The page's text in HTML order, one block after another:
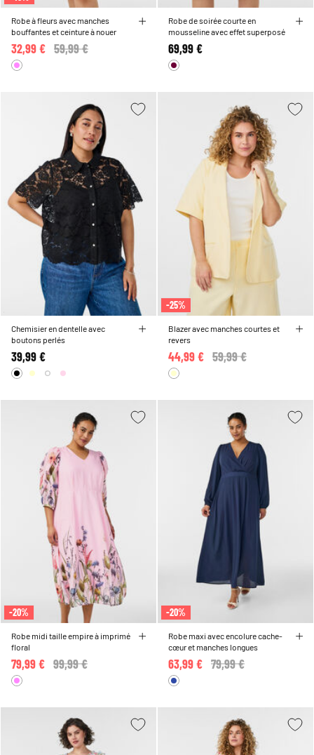
Robe à fleurs avec manches
bouffantes et ceinture à nouer
Price reduced from
59,99 €
32,99 €
Robe de soirée courte en
mousseline avec effet superposé
69,99 €
Chemisier en dentelle avec
boutons perlés
39,99 €
-25%
Blazer avec manches courtes et
revers
Price reduced from
59,99 €
44,99 €
-20%
Robe midi taille empire à imprimé
floral
Price reduced from
99,99 €
79,99 €
-20%
Robe maxi avec encolure cache-
cœur et manches longues
Price reduced from
79,99 €
63,99 €